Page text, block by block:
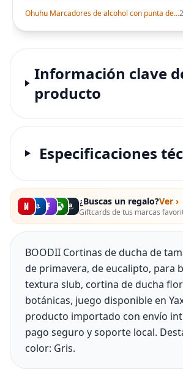
Ohuhu Marcadores de alcohol con punta de pincel – Juego de marcadores artísticos de doble punta con certificación AP para artistas adultos
Información clave
producto
Especificaciones
¿Buscas un regalo?Ver ›
Giftcards de tus marcas
BOODII Cortinas de ducha de
de primavera, de eucalipto, para
textura slub, cortina de ducha
botánicas, juego disponible en
producto importado con envío
pago seguro y soporte local.
color: Gris.